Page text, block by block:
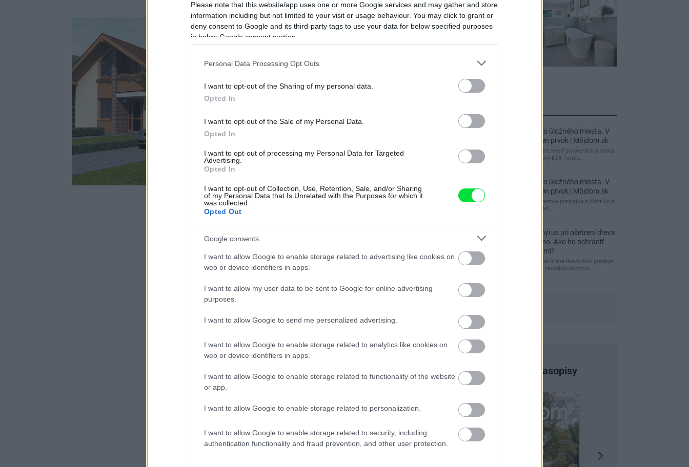
Please note that this website/app uses one or more Google services and may gather and store
information including but not limited to your visit or usage behaviour. You may click to grant or
deny consent to Google and its third-party tags to use your data for below specified purposes
in below Google consent section.
Personal Data Processing Opt Outs
I want to opt-out of the Sharing of my personal data.
Opted In
I want to opt-out of the Sale of my Personal Data.
Opted In
I want to opt-out of processing my Personal Data for Targeted
Advertising.
Opted In
I want to opt-out of Collection, Use, Retention, Sale, and/or Sharing
of my Personal Data that Is Unrelated with the Purposes for which it
was collected.
Opted Out
Google consents
I want to allow Google to enable storage related to advertising like cookies on
web or device identifiers in apps.
I want to allow my user data to be sent to Google for online advertising
purposes.
I want to allow Google to send me personalized advertising.
I want to allow Google to enable storage related to analytics like cookies on
web or device identifiers in apps.
I want to allow Google to enable storage related to functionality of the website
or app.
I want to allow Google to enable storage related to personalization.
I want to allow Google to enable storage related to security, including
authentication functionality and fraud prevention, and other user protection.
PROJEKTY RODINNÝCH DOMOV
Projekt prízemného
rodinného domu BETA
Projekt rodinného domu BETA od DMO
Re: Takto sa rieši málo úložného miesta. V
tomto byte stačil jeden prvok | Môjdom.sk
My napríklad labky utierame hneď pri dverách a doma
pred dvere používame tyčový ETA Terier…
Re: Takto sa rieši málo úložného miesta. V
tomto byte stačil jeden prvok | Môjdom.sk
Dizajn je to nádherný, tá brezová preglejka a čisté línie
vyzerajú super. Ale vždy, keď…
Re: Toto je najväčší mýtus pri ošetrení dreva
a môže vás vyjsť draho. Ako ho ochrániť
pred hnitím a škodcami?
clovek by cakal ze vysusene drahe drevo bolo predtym
naparovane aby sa zbavilo zarodkov skodcov...
Najnovšie časopisy